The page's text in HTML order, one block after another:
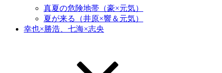
真夏の危険地帯（豪×元気）
夏が来る（井原×響＆元気）
幸也×勝浩、七海×志央